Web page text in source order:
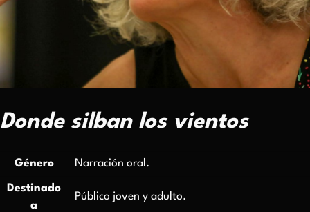
Donde silban los vientos
Género Narración oral.
Destinado
a
Público joven y adulto.